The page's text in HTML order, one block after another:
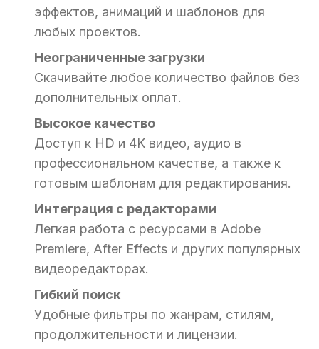
эффектов, анимаций и шаблонов для
любых проектов.
Неограниченные загрузки
Скачивайте любое количество файлов без
дополнительных оплат.
Высокое качество
Доступ к HD и 4K видео, аудио в
профессиональном качестве, а также к
готовым шаблонам для редактирования.
Интеграция с редакторами
Легкая работа с ресурсами в Adobe
Premiere, After Effects и других популярных
видеоредакторах.
Гибкий поиск
Удобные фильтры по жанрам, стилям,
продолжительности и лицензии.